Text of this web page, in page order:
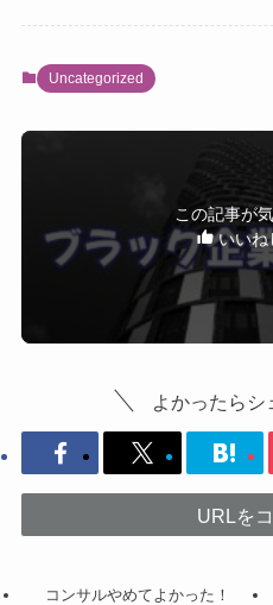
Uncategorized
この記事が
いいね
よかったらシ
URLを
コンサルやめてよかった！